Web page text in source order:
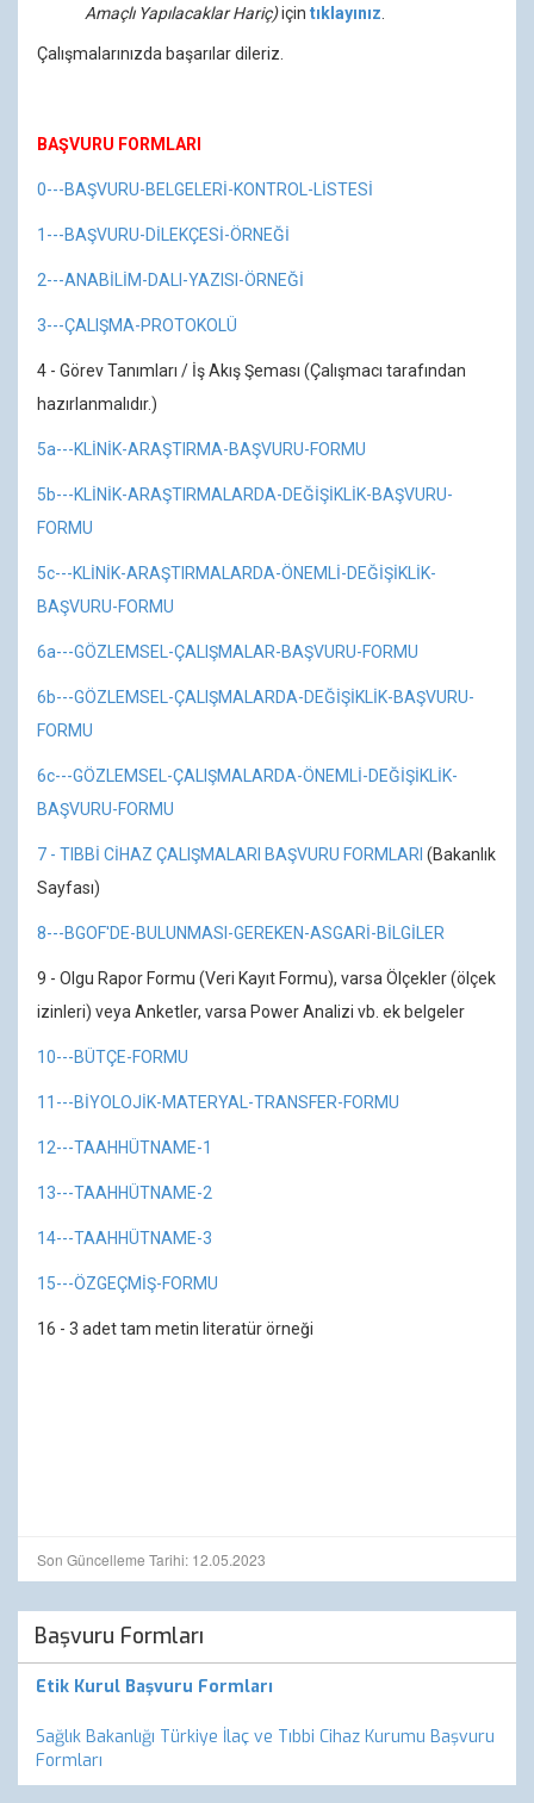
Amaçlı Yapılacaklar Hariç)için tıklayınız
Çalışmalarınızda başarılar dileriz.
BAŞVURU FORMLARI
0---BAŞVURU-BELGELERİ-KONTROL-LİSTESİ
1---BAŞVURU-DİLEKÇESİ-ÖRNEĞİ
2---ANABİLİM-DALI-YAZISI-ÖRNEĞİ
3---ÇALIŞMA-PROTOKOLÜ
4 - Görev Tanımları / İş Akış Şeması (Çalışmacı tarafından
hazırlanmalıdır.)
5a---KLİNİK-ARAŞTIRMA-BAŞVURU-FORMU
5b---KLİNİK-ARAŞTIRMALARDA-DEĞİŞİKLİK-BAŞVURU-
FORMU
5c---KLİNİK-ARAŞTIRMALARDA-ÖNEMLİ-DEĞİŞİKLİK-
BAŞVURU-FORMU
6a---GÖZLEMSEL-ÇALIŞMALAR-BAŞVURU-FORMU
6b---GÖZLEMSEL-ÇALIŞMALARDA-DEĞİŞİKLİK-BAŞVURU-
FORMU
6c---GÖZLEMSEL-ÇALIŞMALARDA-ÖNEMLİ-DEĞİŞİKLİK-
BAŞVURU-FORMU
7 - TIBBİ CİHAZ ÇALIŞMALARI BAŞVURU FORMLARI (Bakanlık
Sayfası)
8---BGOF'DE-BULUNMASI-GEREKEN-ASGARİ-BİLGİLER
9 - Olgu Rapor Formu (Veri Kayıt Formu), varsa Ölçekler (ölçek
izinleri) veya Anketler, varsa Power Analizi vb. ek belgeler
10---BÜTÇE-FORMU
11---BİYOLOJİK-MATERYAL-TRANSFER-FORMU
12---TAAHHÜTNAME-1
13---TAAHHÜTNAME-2
14---TAAHHÜTNAME-3
15---ÖZGEÇMİŞ-FORMU
16 - 3 adet tam metin literatür örneği
Son Güncelleme Tarihi: 12.05.2023
Başvuru Formları
Etik Kurul Başvuru Formları
Sağlık Bakanlığı Türkiye İlaç ve Tıbbi Cihaz Kurumu Başvuru
Formları